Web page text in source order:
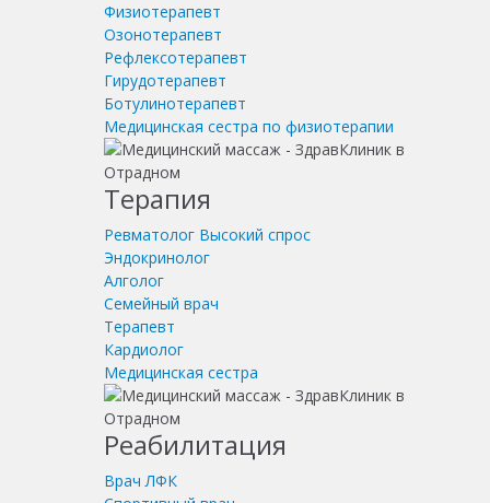
Физиотерапевт
Озонотерапевт
Рефлексотерапевт
Гирудотерапевт
Ботулинотерапевт
Медицинская сестра по физиотерапии
Терапия
Ревматолог Высокий спрос
Эндокринолог
Алголог
Семейный врач
Терапевт
Кардиолог
Медицинская сестра
Реабилитация
Врач ЛФК